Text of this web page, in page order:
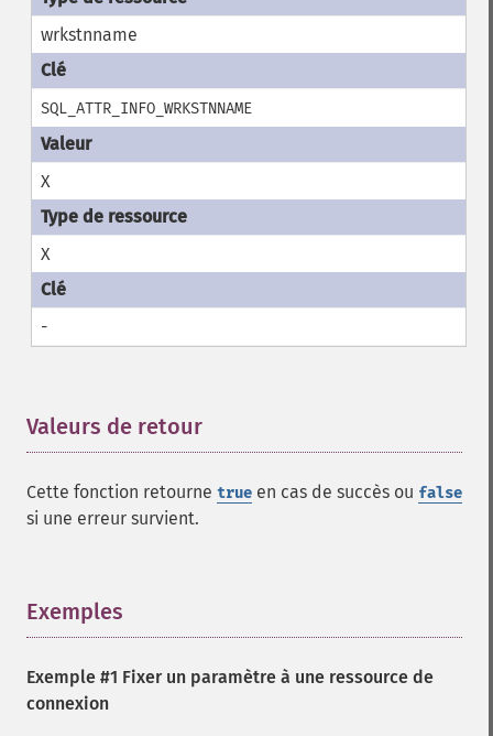
wrkstnname
SQL_ATTR_INFO_WRKSTNNAME
X
X
-
Valeurs de retour
Cette fonction retourne true en cas de succès ou false
si une erreur survient.
Exemples
Exemple #1 Fixer un paramètre à une ressource de
connexion